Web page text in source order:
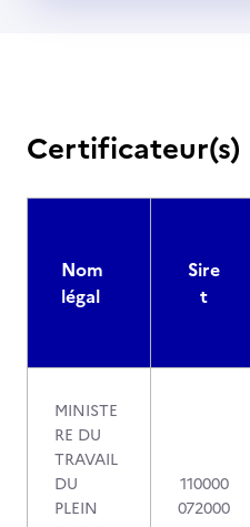
Certificateur(s)
Nom
légal
Sire
t
MINISTE
RE DU
TRAVAIL
DU
PLEIN
110000
072000